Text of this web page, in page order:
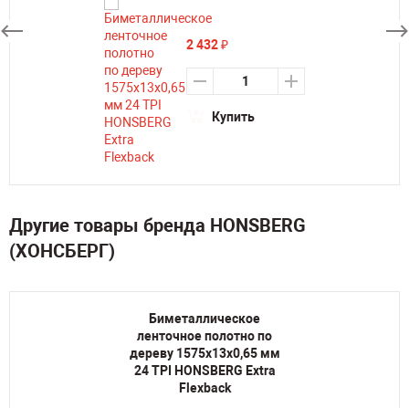
2 432₽
Купить
Другие товары бренда HONSBERG
(ХОНСБЕРГ)
Биметаллическое
ленточное полотно по
дереву 1575х13х0,65 мм
24 TPI HONSBERG Extra
Flexback